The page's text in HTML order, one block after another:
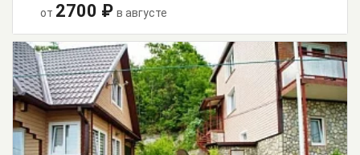
от 2700 ₽ в августе